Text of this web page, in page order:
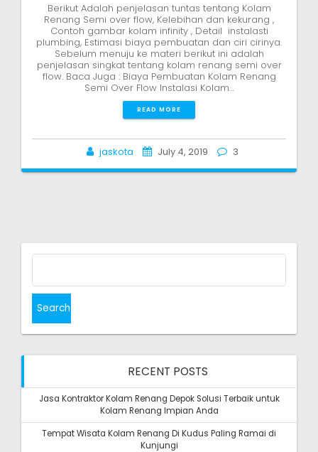
Berikut Adalah penjelasan tuntas tentang Kolam
Renang Semi over flow, Kelebihan dan kekurang ,
Contoh gambar kolam infinity , Detail instalasti
plumbing, Estimasi biaya pembuatan dan ciri cirinya.
Sebelum menuju ke materi berikut ini adalah
penjelasan singkat tentang kolam renang semi over
flow. Baca Juga : Biaya Pembuatan Kolam Renang
Semi Over Flow Instalasi Kolam…
READ MORE
jaskota July 4, 2019 3
Search
RECENT POSTS
Jasa Kontraktor Kolam Renang Depok Solusi Terbaik untuk
Kolam Renang Impian Anda
Tempat Wisata Kolam Renang Di Kudus Paling Ramai di
Kunjungi